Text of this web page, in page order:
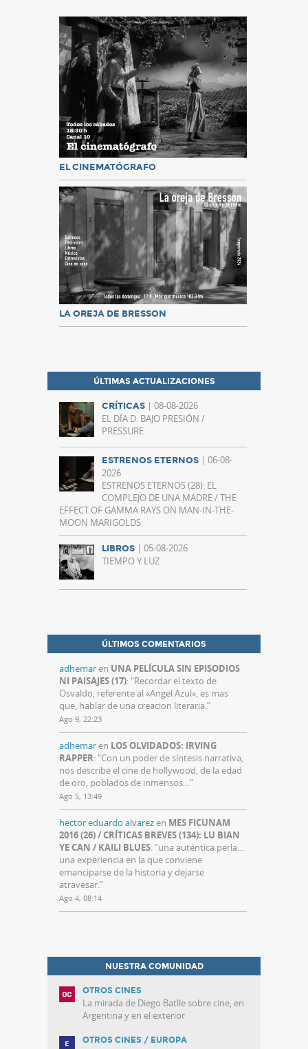
EL CINEMATÓGRAFO
LA OREJA DE BRESSON
ÚLTIMAS ACTUALIZACIONES
CRÍTICAS | 08-08-2026
EL DÍA D: BAJO PRESIÓN /
PRESSURE
ESTRENOS ETERNOS | 06-08-
2026
ESTRENOS ETERNOS (28): EL
COMPLEJO DE UNA MADRE / THE
EFFECT OF GAMMA RAYS ON MAN-IN-THE-
MOON MARIGOLDS
LIBROS | 05-08-2026
TIEMPO Y LUZ
ÚLTIMOS COMENTARIOS
adhemaren UNA PELÍCULA SIN EPISODIOS
NI PAISAJES (17): “Recordar el texto de
Osvaldo, referente al «Angel Azul», es mas
que, hablar de una creacion literaria.”
Ago 9, 22:23
adhemaren LOS OLVIDADOS: IRVING
RAPPER: “Con un poder de síntesis narrativa,
nos describe el cine de hollywood, de la edad
de oro, poblados de inmensos…”
Ago 5, 13:49
hector eduardo alvarezen MES FICUNAM
2016 (26) / CRÍTICAS BREVES (134): LU BIAN
YE CAN / KAILI BLUES: “una auténtica perla…
una experiencia en la que conviene
emanciparse de la historia y dejarse
atravesar.”
Ago 4, 08:14
NUESTRA COMUNIDAD
OTROS CINES
La mirada de Diego Batlle sobre cine, en
Argentina y en el exterior
OTROS CINES / EUROPA